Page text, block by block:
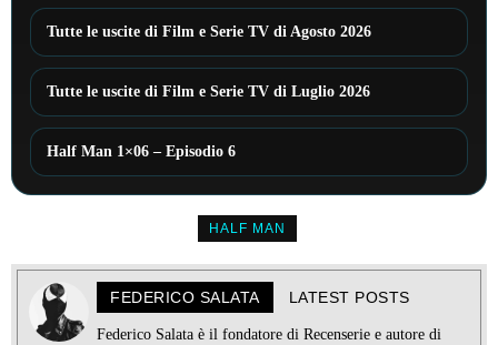
Tutte le uscite di Film e Serie TV di Agosto 2026
Tutte le uscite di Film e Serie TV di Luglio 2026
Half Man 1×06 – Episodio 6
HALF MAN
FEDERICO SALATA LATEST POSTS
Federico Salata è il fondatore di Recenserie e autore di